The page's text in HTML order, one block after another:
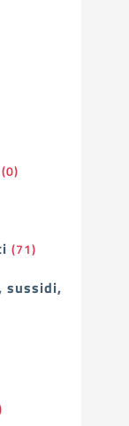
(0)
(71)
sussidi,